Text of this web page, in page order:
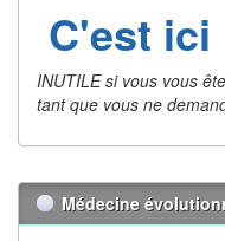
C'est ici
INUTILE si vous vous
tant que vous ne
Médecine